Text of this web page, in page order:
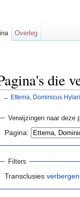
die
← Ettema, Dominicus
Verwijzingen naar deze
Pagina:
Filters
Transclusies verbergen
Overleg